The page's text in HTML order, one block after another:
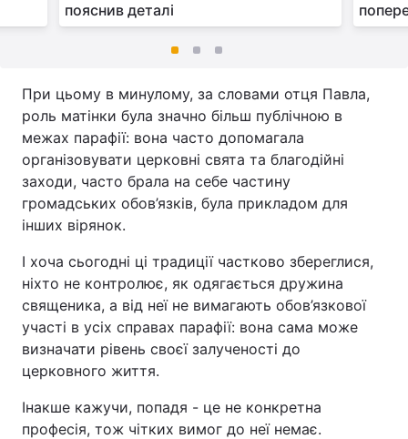
пояснив деталі
При цьому в минулому, за словами отця Павла,
роль матінки була значно більш публічною в
межах парафії: вона часто допомагала
організовувати церковні свята та благодійні
заходи, часто брала на себе частину
громадських обов’язків, була прикладом для
інших вірянок.
І хоча сьогодні ці традиції частково збереглися,
ніхто не контролює, як одягається дружина
священика, а від неї не вимагають обов’язкової
участі в усіх справах парафії: вона сама може
визначати рівень своєї залученості до
церковного життя.
Інакше кажучи, попадя - це не конкретна
професія, тож чітких вимог до неї немає.